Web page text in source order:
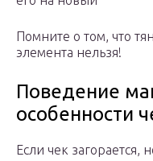
Помните о том, что
элемента нельзя!
Поведение
особенности
Если чек